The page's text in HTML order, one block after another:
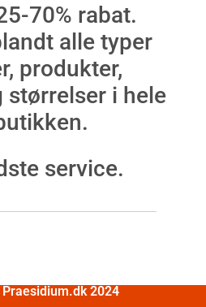
70% rabat.
alle typer
produkter,
størrelser i hele
service.
2024